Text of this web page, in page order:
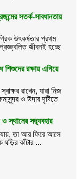
সতর্ক-সাবধানতায়
উৎকর্ষতার প্রথম
জীবনই হচ্ছে
শিশুদের রক্ষায় এগিয়ে
রাখেন, যারা নিজ
ও উদার দৃষ্টিতে
স্থানের সদ্ব্যবহার
তা আর ফিরে আসে
ঘড়ির কাঁটার ...